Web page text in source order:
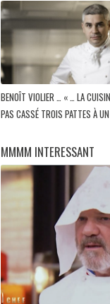
BENOÎT VIOLIER … « … LA
PAS CASSÉ TROIS PATTES À
MMMM INTERESSANT